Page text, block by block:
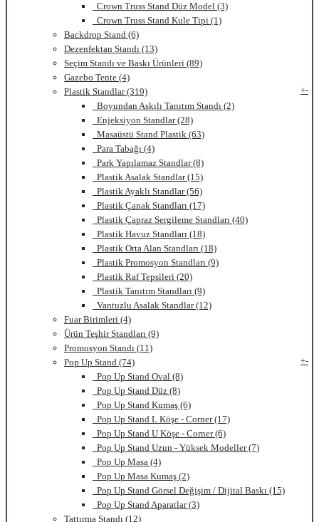
Crown Truss Stand Düz Model (3)
Crown Truss Stand Kule Tipi (1)
Backdrop Stand (6)
Dezenfektan Standı (13)
Seçim Standı ve Baskı Ürünleri (89)
Gazebo Tente (4)
Plastik Standlar (319)
+-
Boyundan Askılı Tanıtım Standı (2)
Enjeksiyon Standlar (28)
Masaüstü Stand Plastik (63)
Para Tabağı (4)
Park Yapılamaz Standlar (8)
Plastik Asalak Standlar (15)
Plastik Ayaklı Standlar (56)
Plastik Çanak Standları (17)
Plastik Çapraz Sergileme Standları (40)
Plastik Havuz Standları (18)
Plastik Orta Alan Standları (18)
Plastik Promosyon Standları (9)
Plastik Raf Tepsileri (20)
Plastik Tanıtım Standları (9)
Vantuzlu Asalak Standlar (12)
Fuar Birimleri (4)
Ürün Teşhir Standları (9)
Promosyon Standı (11)
Pop Up Stand (74)
+-
Pop Up Stand Oval (8)
Pop Up Stand Düz (8)
Pop Up Stand Kumaş (6)
Pop Up Stand L Köşe - Corner (17)
Pop Up Stand U Köşe - Corner (6)
Pop Up Stand Uzun - Yüksek Modeller (7)
Pop Up Masa (4)
Pop Up Masa Kumaş (2)
Pop Up Stand Görsel Değişim / Dijital Baskı (15)
Pop Up Stand Aparatlar (3)
Tattırma Standı (12)